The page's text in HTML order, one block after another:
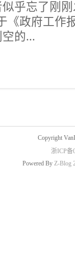
乎忘了刚刚
《政府工作
的...
Copyright
浙ICP备
Powered By Z-Blog